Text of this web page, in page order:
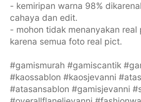
- kemiripan warna 98%
cahaya dan edit.
- mohon tidak menanyakan real
karena semua foto real pict.
#gamismurah #gamiscantik
#kaossablon #kaosjevanni
#atasansablon #gamisjevanni